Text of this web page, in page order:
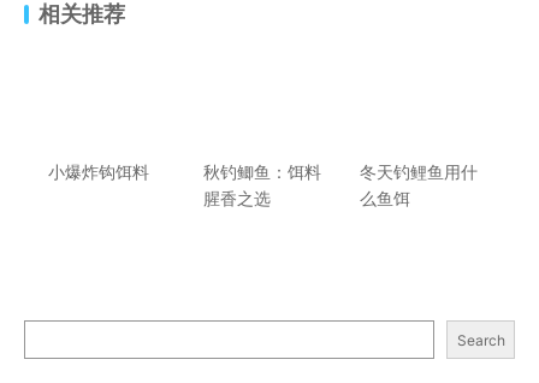
相关推荐
小爆炸钩饵料
秋钓鲫鱼：饵料
腥香之选
冬天钓鲤鱼用什
么鱼饵
Search